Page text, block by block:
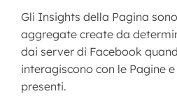
Gli Insights della Pagina
aggregate create da
dai server di Facebook
interagiscono con le Pagine
presenti.